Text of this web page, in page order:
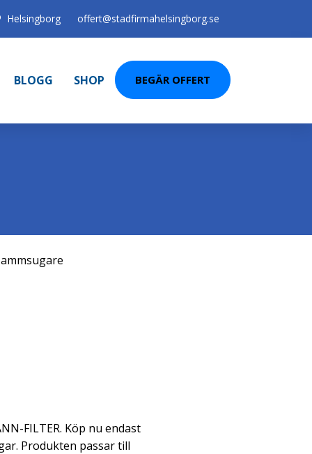
Helsingborg offert@stadfirmahelsingborg.se
BLOGG SHOP BEGÄR OFFERT
FILTER. Köp nu endast
Produkten passar till